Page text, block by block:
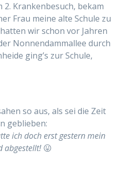
2. Krankenbesuch, bekam
Frau meine alte Schule zu
wirschon vor Jahren
Nonnendammallee durch
ging’s zurSchule,
so aus, als sei die Zeit
geblieben:
ich doch erst gestern mein
abgestellt!😛